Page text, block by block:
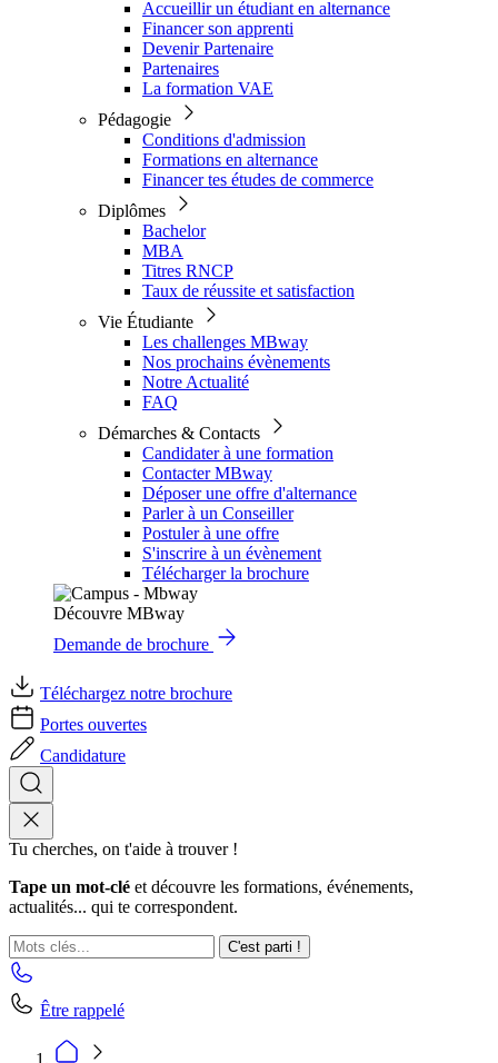
Accueillir un étudiant en alternance
Financer son apprenti
Devenir Partenaire
Partenaires
La formation VAE
Pédagogie
Conditions d'admission
Formations en alternance
Financer tes études de commerce
Diplômes
Bachelor
MBA
Titres RNCP
Taux de réussite et satisfaction
Vie Étudiante
Les challenges MBway
Nos prochains évènements
Notre Actualité
FAQ
Démarches & Contacts
Candidater à une formation
Contacter MBway
Déposer une offre d'alternance
Parler à un Conseiller
Postuler à une offre
S'inscrire à un évènement
Télécharger la brochure
Découvre MBway
Demande de brochure
Téléchargez notre brochure
Portes ouvertes
Candidature
Tu cherches, on t'aide à trouver !
Tape un mot-clé et découvre les formations, événements,
actualités... qui te correspondent.
C'est parti !
Être rappelé